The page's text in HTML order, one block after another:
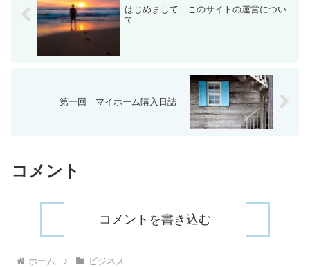
はじめまして このサイトの運営につい
て
第一回 マイホーム購入日誌
コメント
コメントを書き込む
ホーム ビジネス